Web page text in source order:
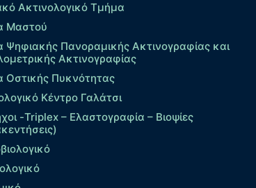
Ακτινολογικό Τμήμα
Μαστού
Ψηφιακής Πανοραμικής Ακτινογραφίας και
Ακτινογραφίας
Οστικής Πυκνότητας
Κέντρο Γαλάτσι
-Triplex – Eλαστογραφία – Βιοψίες